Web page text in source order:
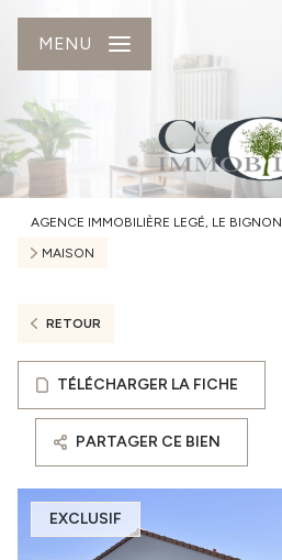
MENU
AGENCE IMMOBILIÈRE LEGÉ, LE BIGNON
MAISON
RETOUR
TÉLÉCHARGER LA FICHE
PARTAGER CE BIEN
EXCLUSIF